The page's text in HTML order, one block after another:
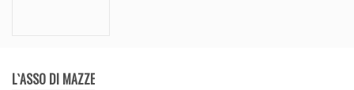
L`ASSO DI MAZZE